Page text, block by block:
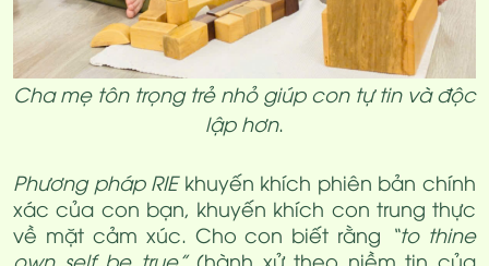
Cha mẹ tôn trọng trẻ nhỏ giúp con tự tin và độc
lập hơn.
Phương pháp RIEkhuyến khích phiên bản chính
xác của con bạn, khuyến khích con trung thực
về mặt cảm xúc. Cho con biết rằng “to thine
own self be true”(hành xử theo niềm tin của